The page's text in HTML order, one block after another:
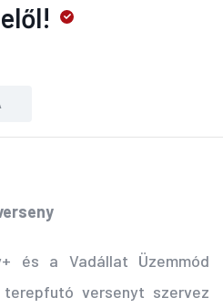
és a Vadállat Üzemmód
versenyt szervez